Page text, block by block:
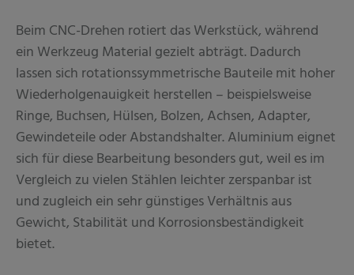
Beim CNC-Drehen rotiert das Werkstück, während
ein Werkzeug Material gezielt abträgt. Dadurch
lassen sich rotationssymmetrische Bauteile mit hoher
Wiederholgenauigkeit herstellen – beispielsweise
Ringe, Buchsen, Hülsen, Bolzen, Achsen, Adapter,
Gewindeteile oder Abstandshalter. Aluminium eignet
sich für diese Bearbeitung besonders gut, weil es im
Vergleich zu vielen Stählen leichter zerspanbar ist
und zugleich ein sehr günstiges Verhältnis aus
Gewicht, Stabilität und Korrosionsbeständigkeit
bietet.